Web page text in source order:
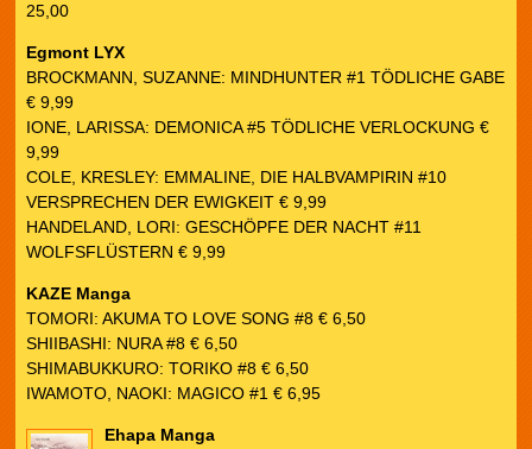
25,00
Egmont LYX
BROCKMANN, SUZANNE: MINDHUNTER #1 TÖDLICHE GABE
€ 9,99
IONE, LARISSA: DEMONICA #5 TÖDLICHE VERLOCKUNG €
9,99
COLE, KRESLEY: EMMALINE, DIE HALBVAMPIRIN #10
VERSPRECHEN DER EWIGKEIT € 9,99
HANDELAND, LORI: GESCHÖPFE DER NACHT #11
WOLFSFLÜSTERN € 9,99
KAZE Manga
TOMORI: AKUMA TO LOVE SONG #8 € 6,50
SHIIBASHI: NURA #8 € 6,50
SHIMABUKKURO: TORIKO #8 € 6,50
IWAMOTO, NAOKI: MAGICO #1 € 6,95
Ehapa Manga